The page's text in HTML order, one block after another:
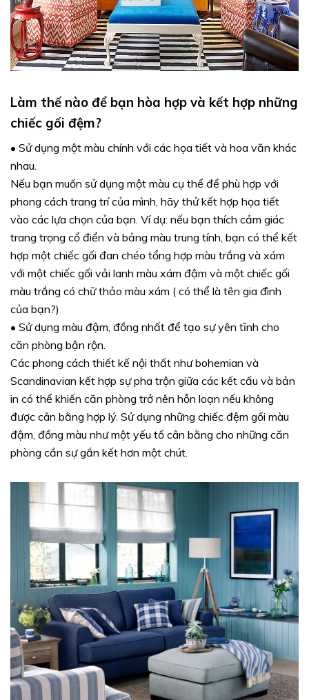
Làm thế nào để bạn hòa hợp và kết hợp những
chiếc gối đệm?
• Sử dụng một màu chính với các họa tiết và hoa văn khác
nhau.
Nếu bạn muốn sử dụng một màu cụ thể để phù hợp với
phong cách trang trí của mình, hãy thử kết hợp họa tiết
vào các lựa chọn của bạn. Ví dụ: nếu bạn thích cảm giác
trang trọng cổ điển và bảng màu trung tính, bạn có thể kết
hợp một chiếc gối đan chéo tổng hợp màu trắng và xám
với một chiếc gối vải lanh màu xám đậm và một chiếc gối
màu trắng có chữ thảo màu xám ( có thể là tên gia đình
của bạn?)
• Sử dụng màu đậm, đồng nhất để tạo sự yên tĩnh cho
căn phòng bận rộn.
Các phong cách thiết kế nội thất như bohemian và
Scandinavian kết hợp sự pha trộn giữa các kết cấu và bản
in có thể khiến căn phòng trở nên hỗn loạn nếu không
được cân bằng hợp lý. Sử dụng những chiếc đệm gối màu
đậm, đồng màu như một yếu tố cân bằng cho những căn
phòng cần sự gắn kết hơn một chút.